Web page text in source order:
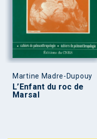
Martine Madre-Dupouy
L’Enfant du roc de
Marsal